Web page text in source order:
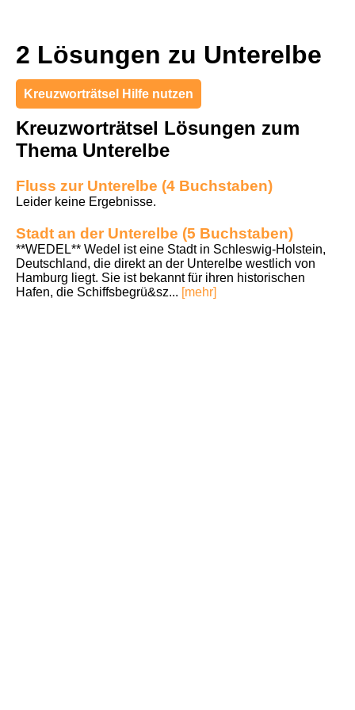
2 Lösungen zu Unterelbe
Kreuzworträtsel Hilfe nutzen
Kreuzworträtsel Lösungen zum
Thema Unterelbe
Fluss zur Unterelbe (4 Buchstaben)
Leider keine Ergebnisse.
Stadt an der Unterelbe (5 Buchstaben)
**WEDEL** Wedel ist eine Stadt in Schleswig-Holstein,
Deutschland, die direkt an der Unterelbe westlich von
Hamburg liegt. Sie ist bekannt für ihren historischen
Hafen, die Schiffsbegrü&sz... [mehr]